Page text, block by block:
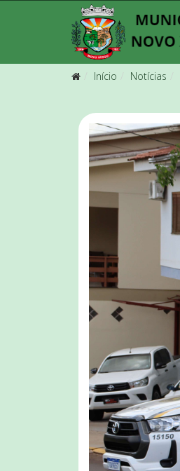
Início Notícias